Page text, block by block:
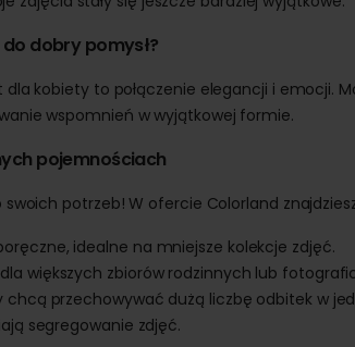
dobry pomysł?
kobiety to połączenie elegancji i emocji.
wspomnień w wyjątkowej formie.
pojemnościach
potrzeb! W ofercie Colorland
idealne na mniejsze kolekcje zdjęć.
większych zbiorów rodzinnych lub
chcą przechowywać dużą liczbę odbitek w
segregowanie zdjęć.